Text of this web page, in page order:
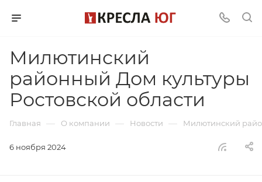
Милютинский
районный Дом культуры
Ростовской области
Главная — О компании — Новости — Милютинский
6 ноября 2024